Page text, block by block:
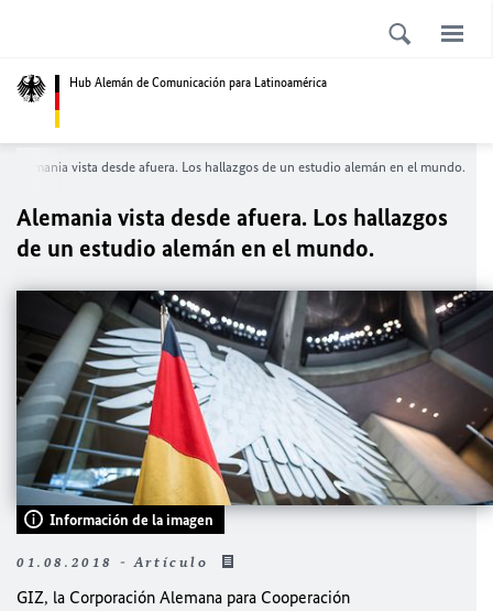
Hub Alemán de Comunicación para Latinoamérica
Alemania vista desde afuera. Los hallazgos de un estudio alemán en el mundo.
Alemania vista desde afuera. Los hallazgos
de un estudio alemán en el mundo.
Información de la imagen
01.08.2018 - Artículo
GIZ, la Corporación Alemana para Cooperación